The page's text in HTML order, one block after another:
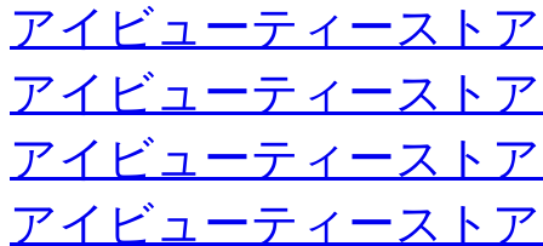
アイビューティースト
アイビューティースト
アイビューティースト
アイビューティースト